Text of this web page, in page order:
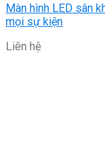
Màn hình LED sân
mọi sự kiện
Liên hệ